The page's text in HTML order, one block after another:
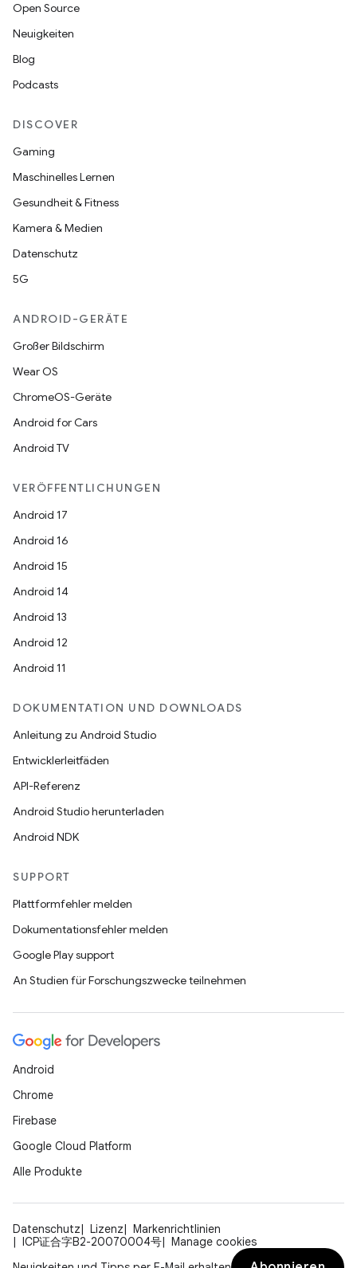
Open Source
Neuigkeiten
Blog
Podcasts
DISCOVER
Gaming
Maschinelles Lernen
Gesundheit & Fitness
Kamera & Medien
Datenschutz
5G
ANDROID-GERÄTE
Großer Bildschirm
Wear OS
ChromeOS-Geräte
Android for Cars
Android TV
VERÖFFENTLICHUNGEN
Android 17
Android 16
Android 15
Android 14
Android 13
Android 12
Android 11
DOKUMENTATION UND DOWNLOADS
Anleitung zu Android Studio
Entwicklerleitfäden
API-Referenz
Android Studio herunterladen
Android NDK
SUPPORT
Plattformfehler melden
Dokumentationsfehler melden
Google Play support
An Studien für Forschungszwecke teilnehmen
Android
Chrome
Firebase
Google Cloud Platform
Alle Produkte
Datenschutz Lizenz
Markenrichtlinien
ICP证合字B2-20070004号
Manage cookies